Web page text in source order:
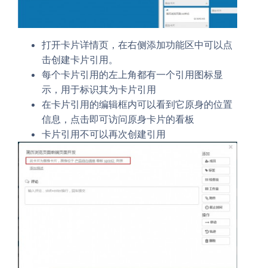
打开卡片详情页，在右侧添加功能区中可以点
击创建卡片引用。
每个卡片引用的左上角都有一个引用图标显
示，用于标识其为卡片引用
在卡片引用的编辑框内可以看到它原身的位置
信息，点击即可访问原身卡片的看板
卡片引用不可以再次创建引用